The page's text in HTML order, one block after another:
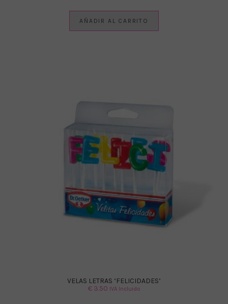
AÑADIR AL CARRITO
VELAS LETRAS ‘FELICIDADES’
€3.50 IVA Incluido